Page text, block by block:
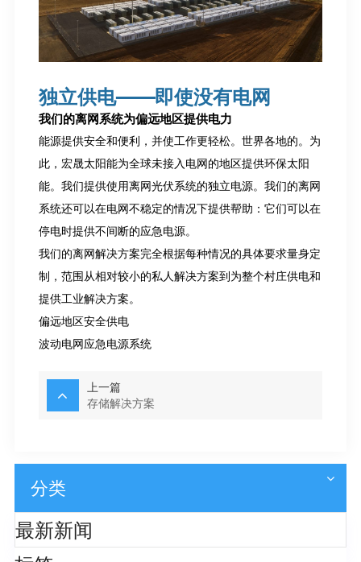
独立供电——即使没有电网
我们的离网系统为偏远地区提供电力
能源提供安全和便利，并使工作更轻松。世界各地的。为
此，宏晟太阳能为全球未接入电网的地区提供环保太阳
能。我们提供使用离网光伏系统的独立电源。我们的离网
系统还可以在电网不稳定的情况下提供帮助：它们可以在
停电时提供不间断的应急电源。
我们的离网解决方案完全根据每种情况的具体要求量身定
制，范围从相对较小的私人解决方案到为整个村庄供电和
提供工业解决方案。
偏远地区安全供电
波动电网应急电源系统
上一篇
存储解决方案
分类
最新新闻